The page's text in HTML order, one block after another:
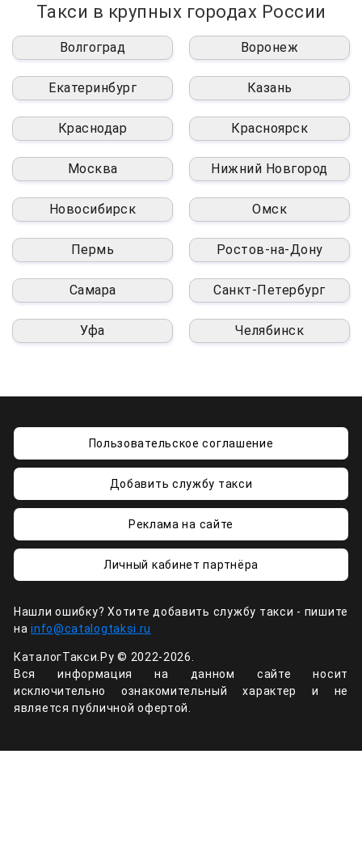
Такси в крупных городах России
Волгоград Воронеж
Екатеринбург Казань
Краснодар Красноярск
Москва Нижний Новгород
Новосибирск Омск
Пермь Ростов-на-Дону
Самара Санкт-Петербург
Уфа Челябинск
Пользовательское соглашение
Добавить службу такси
Реклама на сайте
Личный кабинет партнёра
Нашли ошибку? Хотите добавить службу такси - пишите
наinfo@catalogtaksi.ru
КаталогТакси.Ру © 2022-2026.
Вся информация на данном сайте носит
исключительно ознакомительный характер и не
является публичной офертой.